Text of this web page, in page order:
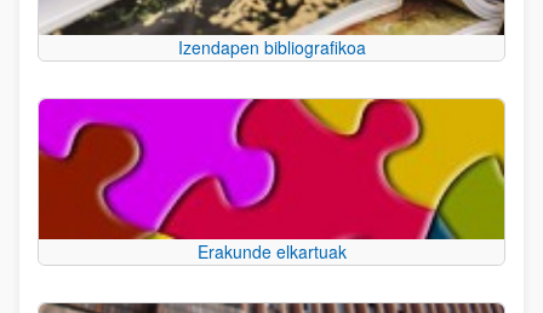
Izendapen bibliografikoa
Erakunde elkartuak